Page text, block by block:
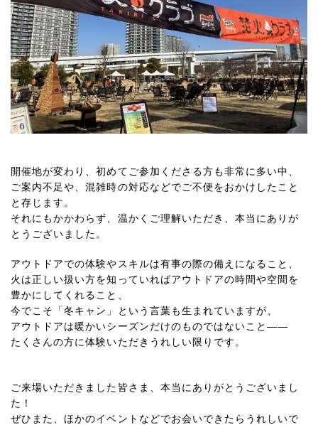
開催地が変わり、初めてご参加くださる方も非常に多い中、
ご案内不足や、混雑時の対応などでご不便をおかけしたこと
と存じます。
それにもかかわらず、温かくご理解いただき、本当にありが
とうございました。
アウトドアでの体験やスキルは有事の際の備えになること、
火は正しい扱い方を知っていればアウトドアの時間や空間を
豊かにしてくれること、
今でこそ「冬キャン」という言葉も生まれていますが、
アウトドアは暖かいシーズンだけのものではないこと――
たくさんの方に体験いただきうれしい限りです。
ご来場いただきました皆さま、本当にありがとうございまし
た！
ぜひまた、ほかのイベントなどでお会いできたらうれしいで